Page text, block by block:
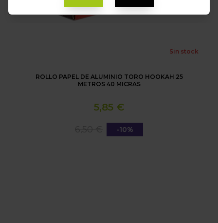
Sin stock
ROLLO PAPEL DE ALUMINIO TORO HOOKAH 25
METROS 40 MICRAS
5,85 €
-10%